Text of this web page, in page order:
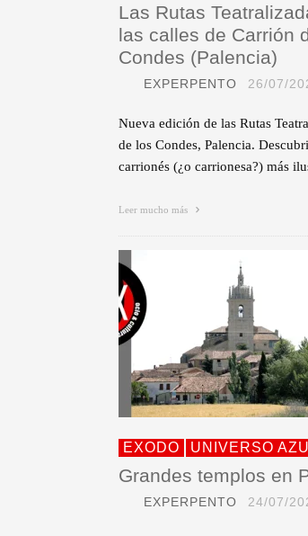
Las Rutas
las calles de Carrión
Condes (Palencia)
EXPERPENTO 26/07/
Nueva edición de las Rutas
de los Condes, Palencia.
carrionés (¿o carrionesa?) más
Leer mucho más
EXODO UNIVERSO
Grandes templos en
EXPERPENTO 24/07/